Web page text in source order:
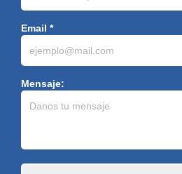
Email *
Mensaje: